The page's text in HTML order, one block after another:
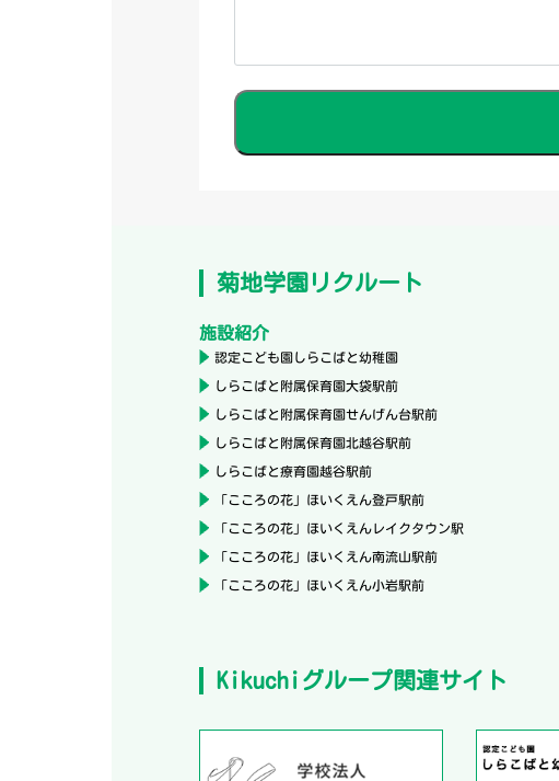
菊地学園リクルート
施設紹介
認定こども園しらこばと幼稚園
しらこばと附属保育園大袋駅前
しらこばと附属保育園せんげん台駅前
しらこばと附属保育園北越谷駅前
しらこばと療育園越谷駅前
「こころの花」ほいくえん登戸駅前
「こころの花」ほいくえんレイクタウン駅
「こころの花」ほいくえん南流山駅前
「こころの花」ほいくえん小岩駅前
Kikuchiグループ関連サイト